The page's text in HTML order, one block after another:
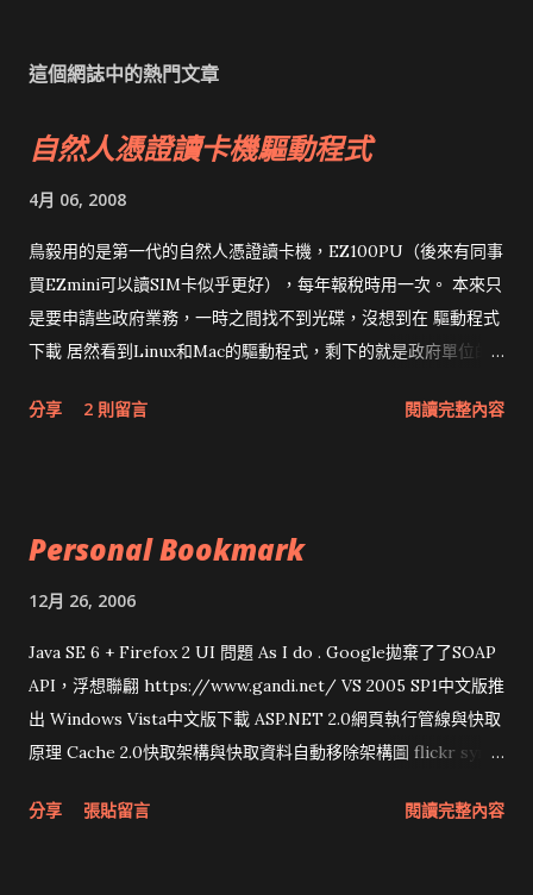
這個網誌中的熱門文章
自然人憑證讀卡機驅動程式
4月 06, 2008
鳥毅用的是第一代的自然人憑證讀卡機，EZ100PU（後來有同事
買EZmini可以讀SIM卡似乎更好），每年報稅時用一次。 本來只
是要申請些政府業務，一時之間找不到光碟，沒想到在 驅動程式
下載 居然看到Linux和Mac的驅動程式，剩下的就是政府單位的
分享 2 則留言 閱讀完整內容
Personal Bookmark
12月 26, 2006
Java SE 6 + Firefox 2 UI 問題 As I do . Google拋棄了了SOAP
API，浮想聯翩 https://www.gandi.net/ VS 2005 SP1中文版推
出 Windows Vista中文版下載 ASP.NET 2.0網頁執行管線與快取
原理 Cache 2.0快取架構與快取資料自動移除架構圖 flickr sync
圖治推動改革 Wait and see 國內某SOC疑遭駭客入侵 大砲開講
分享 張貼留言 閱讀完整內容